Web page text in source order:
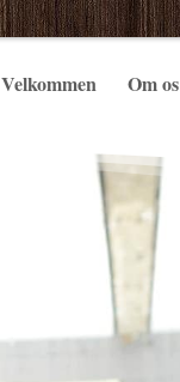
Velkommen Om os